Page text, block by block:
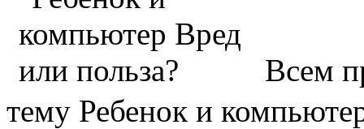
Всем
тему Ребенок и